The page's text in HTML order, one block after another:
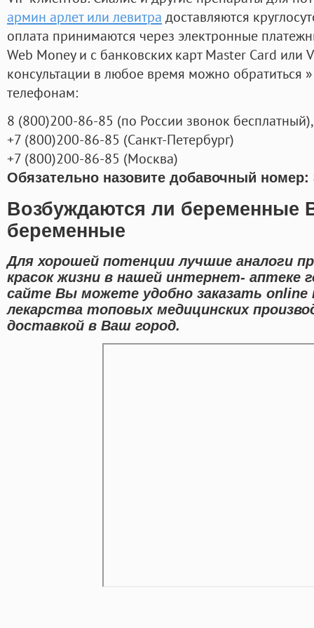
армин арлет или левитра доставляются
оплата принимаются через электронные
Web Money и с банковских карт Master Card или
консультации в любое время можно обратиться
телефонам:
8 (800)200-86-85 (по России звонок бесплатный),
+7 (800)200-86-85 (Санкт-Петербург)
+7 (800)200-86-85 (Москва)
Обязательно назовите добавочный номер:
Возбуждаются ли беременные
беременные
Для хорошей потенции лучшие аналоги
красок жизни в нашей интернет- аптеке
сайте Вы можете удобно заказать online
лекарства топовых медицинских
доставкой в Ваш город.